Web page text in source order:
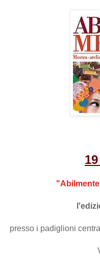
"Abilmente La
l'edizione
presso i padiglioni